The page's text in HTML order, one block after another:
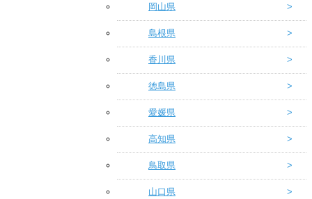
岡山県
島根県
香川県
徳島県
愛媛県
高知県
鳥取県
山口県